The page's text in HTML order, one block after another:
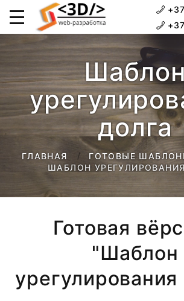
долга
ГЛАВНАЯ
ГОТОВЫЕ
ШАБЛОН
Готовая
"Шаблон
урегулирования